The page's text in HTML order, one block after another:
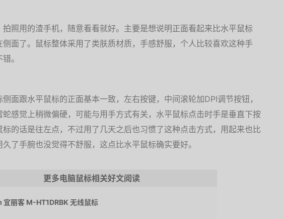
照用的渣手机，随意看看就好。主要是想说明正面看起来比水平鼠标
面了。鼠标整体采用了类肤质材质，手感舒服，个人比较喜欢这种手
。
面跟水平鼠标的正面基本一致，左右按键，中间滚轮加DPI调节按钮，
感觉上稍微偏硬，可能与用手方式有关，水平鼠标点击时手是垂直下按
的话是往左点，不过用了几天之后也习惯了这种点击方式，用起来也比
了手腕也没觉得不舒服，这点比水平鼠标确实要好。
更多电脑鼠标相关好文阅读
宜丽客 M-HT1DRBK 无线鼠标